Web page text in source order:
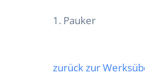
1. Pauker
zurück zur